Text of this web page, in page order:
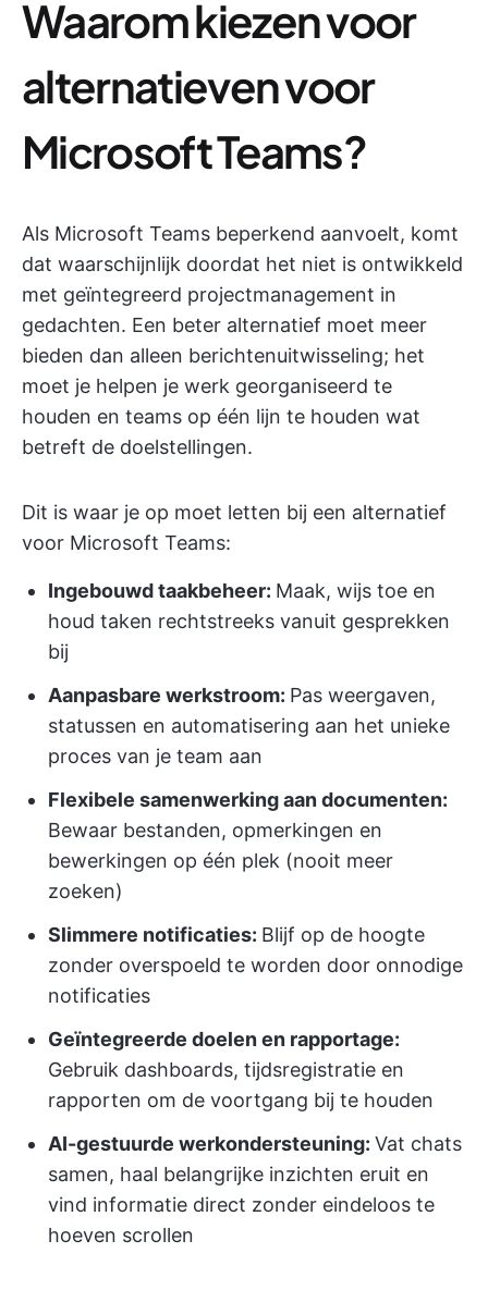
Waarom kiezen voor
alternatieven voor
Microsoft Teams?
Als Microsoft Teams beperkend aanvoelt, komt
dat waarschijnlijk doordat het niet is ontwikkeld
met geïntegreerd projectmanagement in
gedachten. Een beter alternatief moet meer
bieden dan alleen berichtenuitwisseling; het
moet je helpen je werk georganiseerd te
houden en teams op één lijn te houden wat
betreft de doelstellingen.
Dit is waar je op moet letten bij een alternatief
voor Microsoft Teams:
Ingebouwd taakbeheer: Maak, wijs toe en
houd taken rechtstreeks vanuit gesprekken
bij
Aanpasbare werkstroom: Pas weergaven,
statussen en automatisering aan het unieke
proces van je team aan
Flexibele samenwerking aan documenten:
Bewaar bestanden, opmerkingen en
bewerkingen op één plek (nooit meer
zoeken)
Slimmere notificaties: Blijf op de hoogte
zonder overspoeld te worden door onnodige
notificaties
Geïntegreerde doelen en rapportage:
Gebruik dashboards, tijdsregistratie en
rapporten om de voortgang bij te houden
AI-gestuurde werkondersteuning: Vat chats
samen, haal belangrijke inzichten eruit en
vind informatie direct zonder eindeloos te
hoeven scrollen